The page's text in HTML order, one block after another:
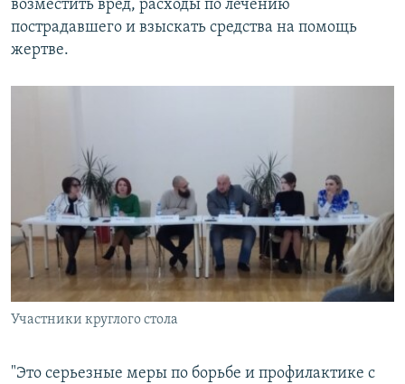
возместить вред, расходы по лечению
пострадавшего и взыскать средства на помощь
жертве.
Участники круглого стола
"Это серьезные меры по борьбе и профилактике с